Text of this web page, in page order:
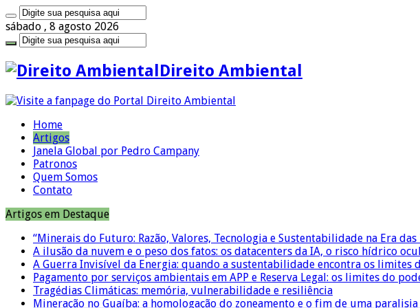
sábado , 8 agosto 2026
Direito Ambiental
Home
Artigos
Janela Global por Pedro Campany
Patronos
Quem Somos
Contato
Artigos em Destaque
“Minerais do Futuro: Razão, Valores, Tecnologia e Sustentabilidade na Era das
A ilusão da nuvem e o peso dos fatos: os datacenters da IA, o risco hídrico
A Guerra Invisível da Energia: quando a sustentabilidade encontra os limites
Pagamento por serviços ambientais em APP e Reserva Legal: os limites do
Tragédias Climáticas: memória, vulnerabilidade e resiliência
Mineração no Guaíba: a homologação do zoneamento e o fim de uma